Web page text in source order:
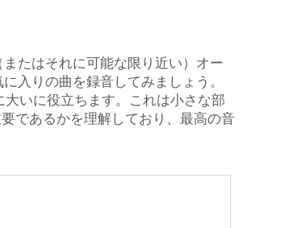
たはそれに可能な限り近い）オー
入りの曲を録音してみましょう。
いに役立ちます。これは小さな部
であるかを理解しており、最高の音